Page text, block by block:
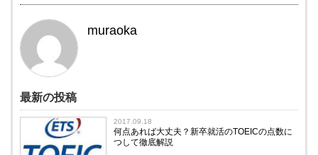
muraoka
最新の投稿
2017.09.18
何点あれば大丈夫？新卒就活のTOEICの点数に
つして徹底解説